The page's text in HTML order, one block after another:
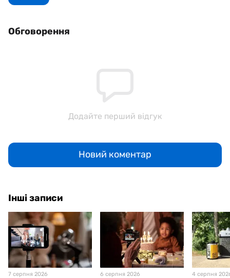
Обговорення
Додайте перший відгук
Новий коментар
Інші записи
7 серпня 2026 6 серпня 2026 4 серпня